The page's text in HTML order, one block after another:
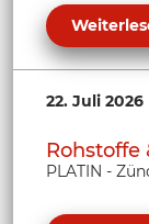
22. Juli 2026
Rohstoffe
PLATIN -